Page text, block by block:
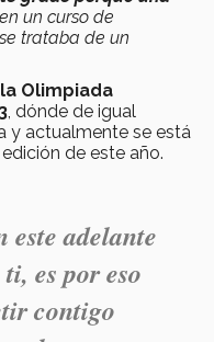
en un curso de
trataba de un
Olimpiada
, dónde de igual
y actualmente se está
de este año.
este adelante
es por eso
contigo